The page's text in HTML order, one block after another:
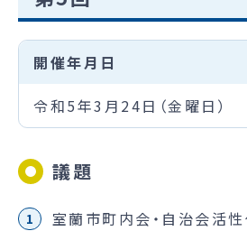
開催年月日
令和5年3月24日（金曜日）
議題
室蘭市町内会・自治会活性